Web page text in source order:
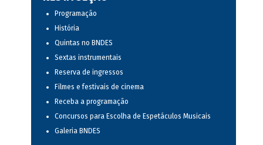
Programação
História
Quintas no BNDES
Sextas instrumentais
Reserva de ingressos
Filmes e festivais de cinema
Receba a programação
Concursos para Escolha de Espetáculos Musicais
Galeria BNDES